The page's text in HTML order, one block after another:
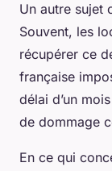
Un autre sujet
Souvent, les
récupérer ce
française
délai d’un
de dommage
En ce qui